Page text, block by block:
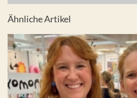
Ähnliche Artikel